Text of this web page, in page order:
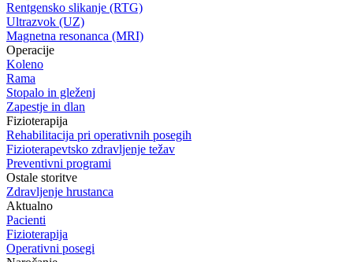
Rentgensko slikanje (RTG)
Ultrazvok (UZ)
Magnetna resonanca (MRI)
Operacije
Koleno
Rama
Stopalo in gleženj
Zapestje in dlan
Fizioterapija
Rehabilitacija pri operativnih posegih
Fizioterapevtsko zdravljenje težav
Preventivni programi
Ostale storitve
Zdravljenje hrustanca
Aktualno
Pacienti
Fizioterapija
Operativni posegi